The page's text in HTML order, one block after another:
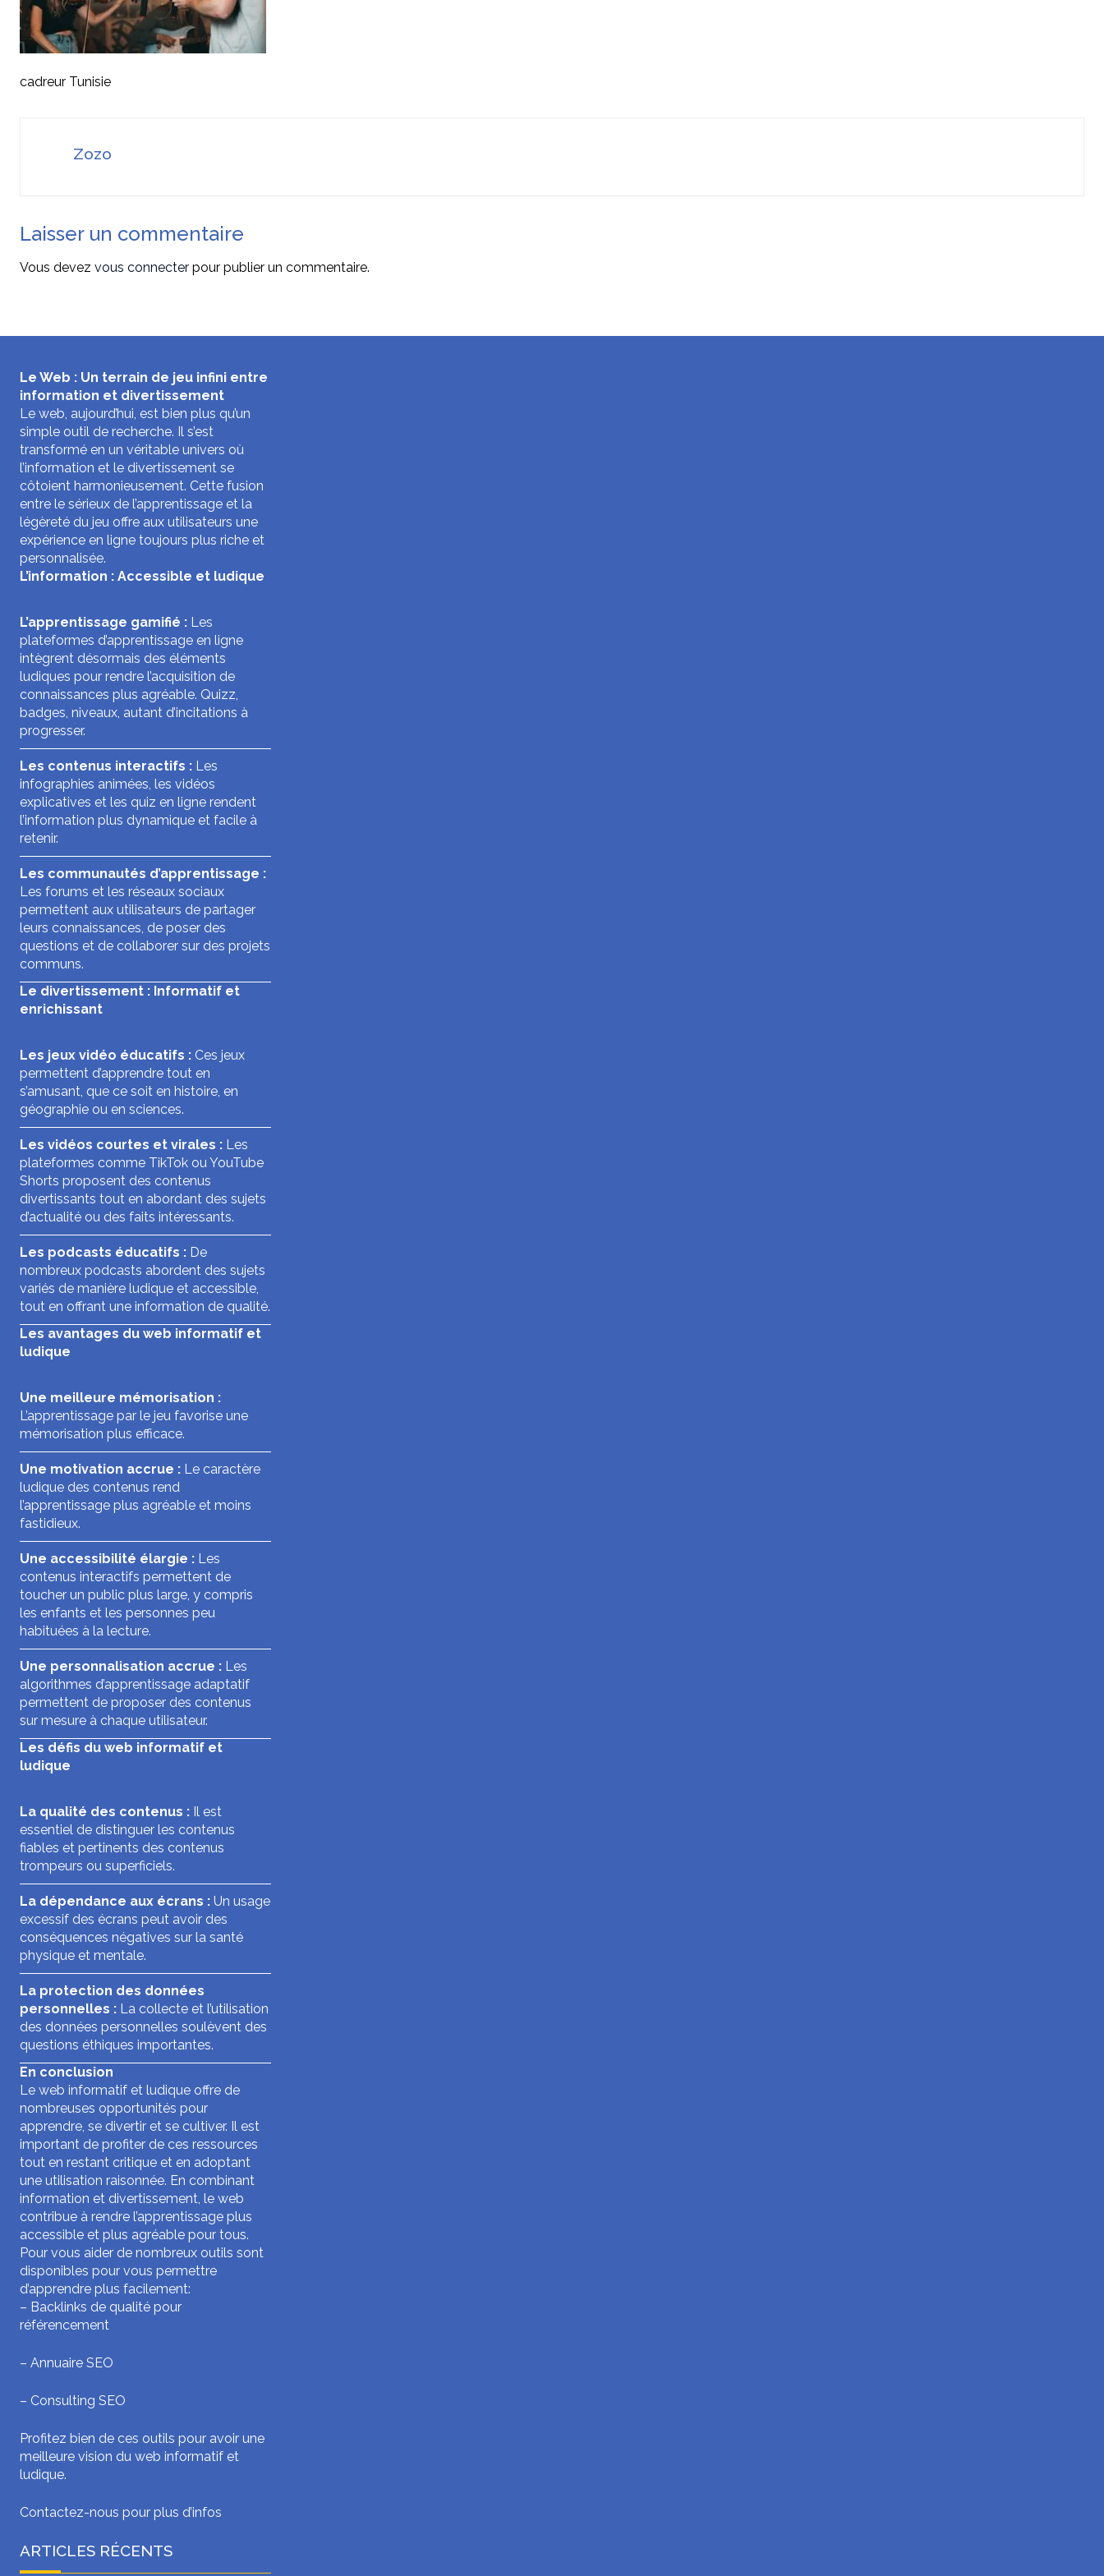
cadreur Tunisie
Zozo
Laisser un commentaire
Vous devez vous connecter pour publier un commentaire.
Le Web : Un terrain de jeu infini entre
information et divertissement
Le web, aujourd’hui, est bien plus qu’un
simple outil de recherche. Il s’est
transformé en un véritable univers où
l’information et le divertissement se
côtoient harmonieusement. Cette fusion
entre le sérieux de l’apprentissage et la
légèreté du jeu offre aux utilisateurs une
expérience en ligne toujours plus riche et
personnalisée.
L’information : Accessible et ludique
L’apprentissage gamifié : Les
plateformes d’apprentissage en ligne
intègrent désormais des éléments
ludiques pour rendre l’acquisition de
connaissances plus agréable. Quizz,
badges, niveaux, autant d’incitations à
progresser.
Les contenus interactifs : Les
infographies animées, les vidéos
explicatives et les quiz en ligne rendent
l’information plus dynamique et facile à
retenir.
Les communautés d’apprentissage :
Les forums et les réseaux sociaux
permettent aux utilisateurs de partager
leurs connaissances, de poser des
questions et de collaborer sur des projets
communs.
Le divertissement : Informatif et
enrichissant
Les jeux vidéo éducatifs : Ces jeux
permettent d’apprendre tout en
s’amusant, que ce soit en histoire, en
géographie ou en sciences.
Les vidéos courtes et virales : Les
plateformes comme TikTok ou YouTube
Shorts proposent des contenus
divertissants tout en abordant des sujets
d’actualité ou des faits intéressants.
Les podcasts éducatifs : De
nombreux podcasts abordent des sujets
variés de manière ludique et accessible,
tout en offrant une information de qualité.
Les avantages du web informatif et
ludique
Une meilleure mémorisation :
L’apprentissage par le jeu favorise une
mémorisation plus efficace.
Une motivation accrue : Le caractère
ludique des contenus rend
l’apprentissage plus agréable et moins
fastidieux.
Une accessibilité élargie : Les
contenus interactifs permettent de
toucher un public plus large, y compris
les enfants et les personnes peu
habituées à la lecture.
Une personnalisation accrue : Les
algorithmes d’apprentissage adaptatif
permettent de proposer des contenus
sur mesure à chaque utilisateur.
Les défis du web informatif et
ludique
La qualité des contenus : Il est
essentiel de distinguer les contenus
fiables et pertinents des contenus
trompeurs ou superficiels.
La dépendance aux écrans : Un usage
excessif des écrans peut avoir des
conséquences négatives sur la santé
physique et mentale.
La protection des données
personnelles : La collecte et l’utilisation
des données personnelles soulèvent des
questions éthiques importantes.
En conclusion
Le web informatif et ludique offre de
nombreuses opportunités pour
apprendre, se divertir et se cultiver. Il est
important de profiter de ces ressources
tout en restant critique et en adoptant
une utilisation raisonnée. En combinant
information et divertissement, le web
contribue à rendre l’apprentissage plus
accessible et plus agréable pour tous.
Pour vous aider de nombreux outils sont
disponibles pour vous permettre
d’apprendre plus facilement:
– Backlinks de qualité pour
référencement
– Annuaire SEO
– Consulting SEO
Profitez bien de ces outils pour avoir une
meilleure vision du web informatif et
ludique.
Contactez-nous pour plus d’infos
ARTICLES RÉCENTS